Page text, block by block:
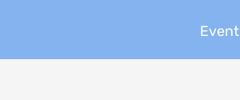
Event